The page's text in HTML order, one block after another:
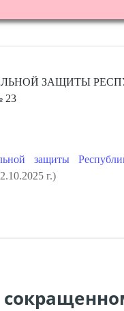
ЗАЩИТЫ
23
защиты
г.)